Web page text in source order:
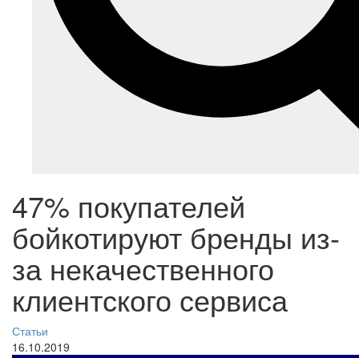
47% покупателей
бойкотируют бренды из-
за некачественного
клиентского сервиса
Статьи
16.10.2019